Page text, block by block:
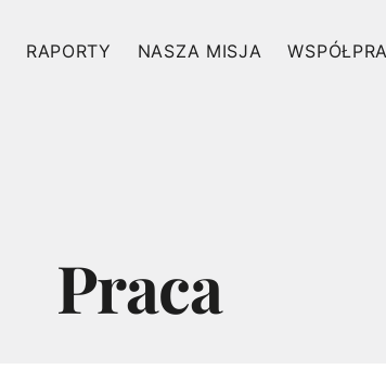
RAPORTY NASZA MISJA
Praca